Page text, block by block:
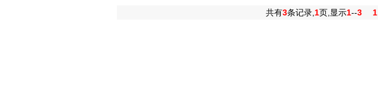
共有3条记录, 1页,显示1--3 1